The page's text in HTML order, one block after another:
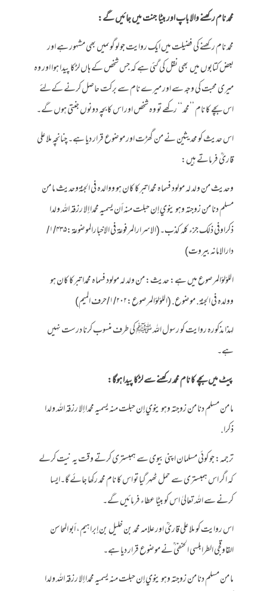
محمد نام رکھنے والا باپ اور بیٹا جنت میں جائیں گے:
محمد نام رکھنے کی فضیلت میں ایک روایت جو لوگوںمیں بھی مشہور ہے اور
بعض کتابوں میں بھی نقل کی گئی ہے کہ جس شخص کے ہاں لڑکا پیدا ہوا اور وہ
میری محبت کی وجہ سے اور میرے نام سے برکت حاصل کرنے کےلئے
اس بچے کا نام ’’محمد‘‘ رکھے تو وہ شخص اور اس کا بچہ دونوں جنتی ہوں گے۔
اس حدیث کو محدیثین نے من گھڑت اور موضوع قرار دیا ہے۔ چنانچہ ملا علی
قاریؒ فرماتے ہیں:
وحديث من ولد له مولود فسماه محمدا تبركا كان هو ووالده في الجنةوحديث ما من
مسلم دنا من زوجته وهو ينوي إن حبلت منه أن يسميه محمدا إلا رزقه الله ولدا
ذكراوفي ذلك جزء كله كذب۔(الاسرارالمرفوعۃ فی الاخبارالموضوعۃ:۱/۴۳۵/
دارالامانہ بیروت)
اللؤلؤالمرصوع میں ہے: حديث: من ولد له مولود فسماه محمدا تبركا كان هو
وولده في الجنة. موضوع. (اللؤلؤالمرصوع:۱/۲۰۲/حرف المیم)
لہذا مذکورہ روایت کو رسول اللہ ﷺ کی طرف منسوب کرنا درست نہیں
ہے۔
پیٹ میں بچے کا نام محمد رکھنے سے لڑکا پیدا ہوگا:
ما من مسلم دنا من زوجته وهو ينوي إن حبلت منه يسميه محمدا إلا رزقه الله ولدا
ذكرا.
ترجمہ: جو کوئی مسلمان اپنی بیوی سے ہمبستری کرتے وقت یہ نیت کرلے
کہ اگر اس ہمبستری سے حمل ٹھہر گیا تو اس کا نام محمد رکھا جائے گا۔ایسا
کرنے سے اللہ تعالیٰ اس کو بیٹا عطاء فرمائیں گے۔
اس روایت کو ملا علی قاریؒ اور علامہ محمد بن خليل بن إبراهيم، أبو المحاسن
القاوقجي الطرابلسي الحنفی ؒنے موضوع قرار دیا ہے۔
ما من مسلم دنا من زوجته وهو ينوي إن حبلت منه يسميه محمدا إلا رزقه الله ولدا